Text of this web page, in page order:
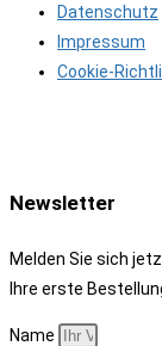
Datenschutz
Impressum
Cookie-
Newsletter
Melden Sie sich
Ihre erste
Name